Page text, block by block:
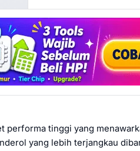
performa tinggi yang
yang lebih terjangkau